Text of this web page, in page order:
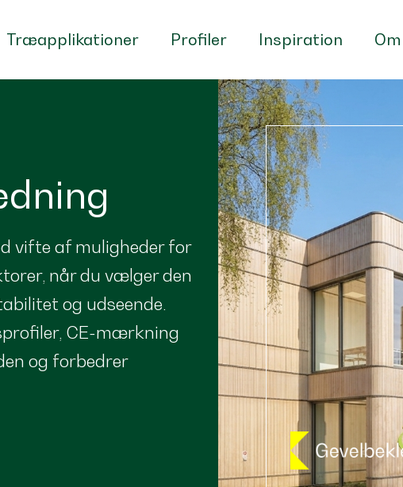
Træapplikationer Profiler Inspiration
vifte af muligheder for
når du vælger den
og udseende.
CE-mærkning
og forbedrer